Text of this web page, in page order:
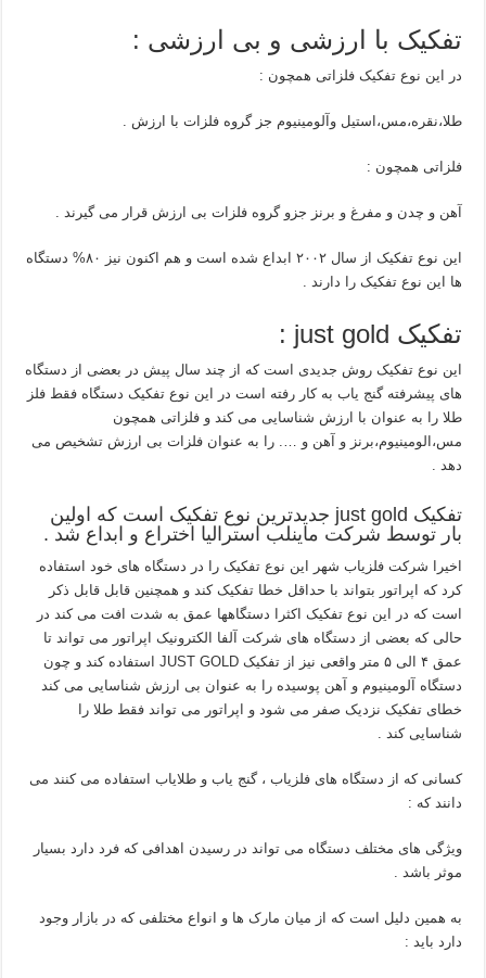
تفکیک با ارزشی و بی ارزشی :
در این نوع تفکیک فلزاتی همچون :
طلا،نقره،مس،استیل وآلومینیوم جز گروه فلزات با ارزش .
فلزاتی همچون :
آهن و چدن و مفرغ و برنز جزو گروه فلزات بی ارزش قرار می گیرند .
این نوع تفکیک از سال ۲۰۰۲ ابداع شده است و هم اکنون نیز ۸۰% دستگاه
ها این نوع تفکیک را دارند .
تفکیک just gold :
این نوع تفکیک روش جدیدی است که از چند سال پیش در بعضی از دستگاه
های پیشرفته گنج یاب به کار رفته است در این نوع تفکیک دستگاه فقط فلز
طلا را به عنوان با ارزش شناسایی می کند و فلزاتی همچون
مس،الومینیوم،برنز و آهن و …. را به عنوان فلزات بی ارزش تشخیص می
دهد .
تفکیک just gold جدیدترین نوع تفکیک است که اولین
بار توسط شرکت ماینلب استرالیا اختراع و ابداع شد .
اخیرا شرکت فلزیاب شهر این نوع تفکیک را در دستگاه های خود استفاده
کرد که اپراتور بتواند با حداقل خطا تفکیک کند و همچنین قابل قابل ذکر
است که در این نوع تفکیک اکثرا دستگاهها عمق به شدت افت می کند در
حالی که بعضی از دستگاه های شرکت آلفا الکترونیک اپراتور می تواند تا
عمق ۴ الی ۵ متر واقعی نیز از تفکیک JUST GOLD استفاده کند و چون
دستگاه آلومینیوم و آهن پوسیده را به عنوان بی ارزش شناسایی می کند
خطای تفکیک نزدیک صفر می شود و اپراتور می تواند فقط طلا را
شناسایی کند .
کسانی که از دستگاه های فلزیاب ، گنج یاب و طلایاب استفاده می کنند می
دانند که :
ویژگی های مختلف دستگاه می تواند در رسیدن اهدافی که فرد دارد بسیار
موثر باشد .
به همین دلیل است که از میان مارک ها و انواع مختلفی که در بازار وجود
دارد باید :